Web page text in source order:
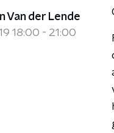
Van der Lende
18:00 - 21:00